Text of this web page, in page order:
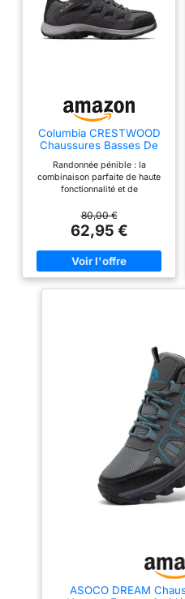
Columbia CRESTWOOD
Chaussures Basses De
Homme, Noir (Shark x
Columbia Grey), 44 EU
Randonnée pénible : la
combinaison parfaite de haute
fonctionnalité et de
polyvalent vous offrira des
années de service confortable
80,00 €
62,95 €
ASOCO DREAM